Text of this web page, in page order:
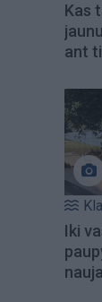
Kas
ant
Iki